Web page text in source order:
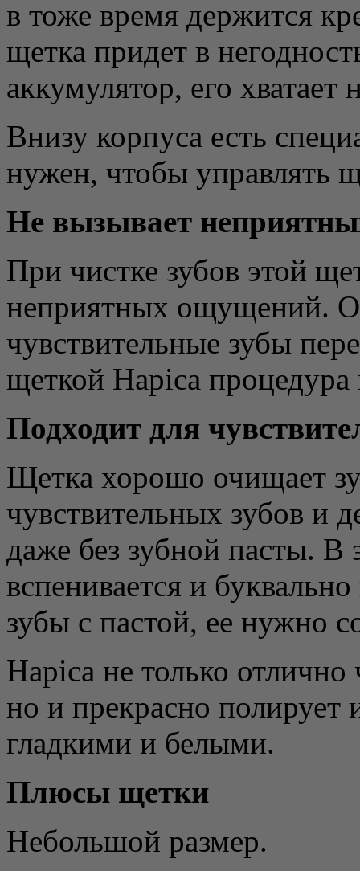
в тоже время держится
щетка придет в
аккумулятор, его хватает
Внизу корпуса есть
нужен, чтобы управлять
Не вызывает
При чистке зубов этой
неприятных ощущений.
чувствительные зубы
щеткой Hapica процедура
Подходит для
Щетка хорошо очищает
чувствительных зубов и
даже без зубной пасты. В
вспенивается и
зубы с пастой, ее нужно
Hapica не только
но и прекрасно полирует
гладкими и белыми.
Плюсы щетки
Небольшой размер.